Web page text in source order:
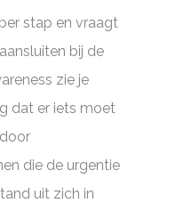
stap en vraagt
bij de
zie je
dat er iets moet
die de urgentie
uit zich in